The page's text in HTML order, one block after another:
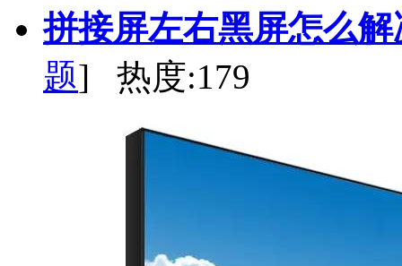
拼接屏左右黑屏怎么解
题] 热度:179